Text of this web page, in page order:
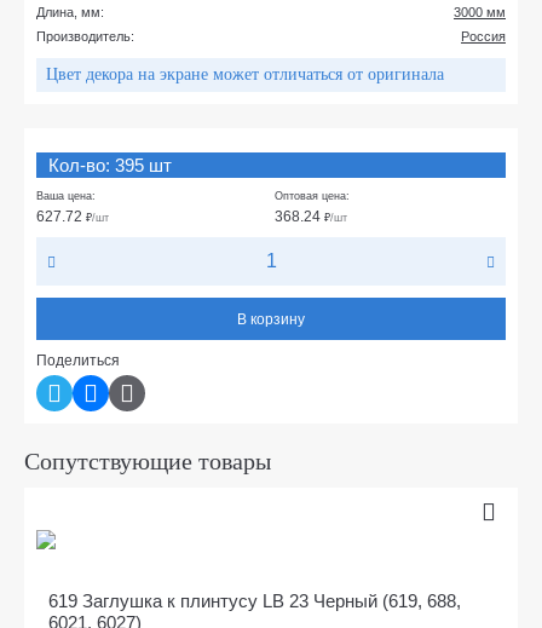
Длина, мм:
3000 мм
Производитель:
Россия
Цвет декора на экране может отличаться от оригинала
Кол-во: 395 шт
Ваша цена:
627.72 ₽/шт
Оптовая цена:
368.24 ₽/шт
В корзину
Поделиться
Сопутствующие товары
619 Заглушка к плинтусу LB 23 Черный (619, 688,
6021, 6027)